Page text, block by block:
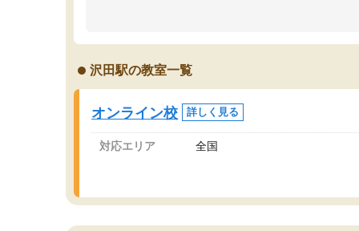
い
沢田駅の教室一覧
オンライン校 詳しく見る
対応エリア 全国